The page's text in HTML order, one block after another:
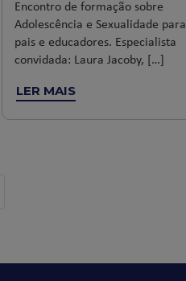
Encontro de formação sobre
Adolescência e Sexualidade para
pais e educadores. Especialista
convidada: Laura Jacoby, […]
LER MAIS